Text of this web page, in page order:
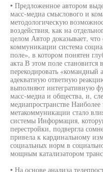
• Предложенное автором
масс-медиа смыслового и
методологическую
воздействия, как на
целом Автор доказывает,
коммуникации система
поле», в котором понятен
акта В этом поле
перекодировать «командный
адекватную ответную
выполняют интегративную
масс-медиа и общества, и,
медиапространстве
метакоммуникации стало
системы Информация,
перестройки, подвергла
привела к кардинальному
социальных норм в
мощным катализатором
• На основе анализа